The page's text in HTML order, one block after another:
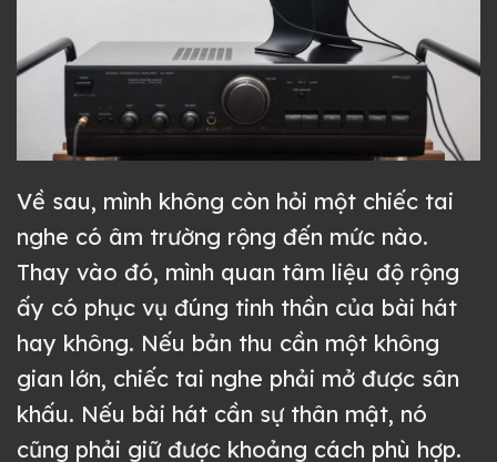
Về sau, mình không còn hỏi một chiếc tai
nghe có âm trường rộng đến mức nào.
Thay vào đó, mình quan tâm liệu độ rộng
ấy có phục vụ đúng tinh thần của bài hát
hay không. Nếu bản thu cần một không
gian lớn, chiếc tai nghe phải mở được sân
khấu. Nếu bài hát cần sự thân mật, nó
cũng phải giữ được khoảng cách phù hợp.